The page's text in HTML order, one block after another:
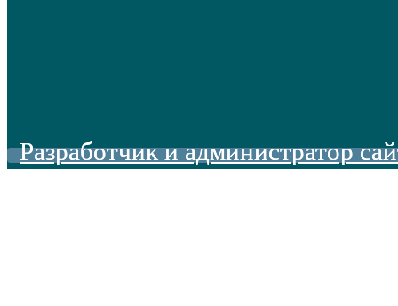
Разработчик и администратор